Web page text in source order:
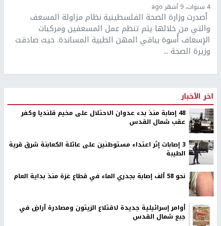
4 سنوات، 9 أشهر ago
أصدرت وزارة الصحة الفلسطينية نظام مزاولة المسعف
والتي من خلالها يتم تنظم عمل المسعفين ومركبات
الإسعاف أُسوة بباقي المهن الطبية المساندة. حيث صادقت
وزيرة الصحة ...
اخر الأخبار
48 إصابة منذ بدء عدوان الاحتلال على مخيم قلنديا وكفر
عقب شمال القدس
‏3 إصابات إثر اعتداء مستوطنين على عائلة الكعابنة شرق قرية
الطيبة
نحو 58 ألف إصابة بجدري الماء في قطاع غزة منذ بداية العام
أوامر إسرائيلية جديدة لاقتلاع الزيتون ومصادرة أراضٍ في
جبع شمال القدس